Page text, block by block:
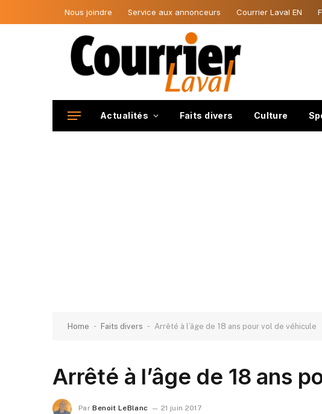
Nous joindre Service aux annonceurs Courrier Laval EN
Actualités Faits divers Culture
Home - Faits divers - Arrêté à l’âge de 18 ans pour vol de véhicule
Arrêté à l’âge de 18 ans
Par Benoit LeBlanc 21 juin 2017